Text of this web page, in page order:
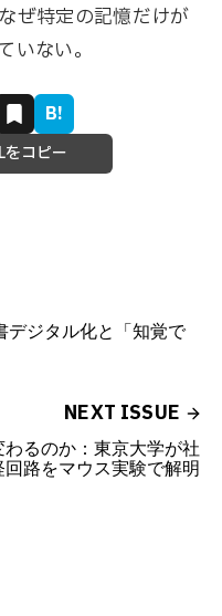
ぜ特定の記憶だけが
いない。
B!
をコピー
デジタル化と「知覚で
NEXT ISSUE
るのか：東京大学が社
路をマウス実験で解明